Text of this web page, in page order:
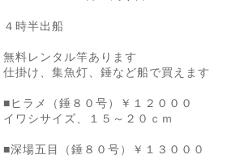
４時半出船
無料レンタル竿あります
仕掛け、集魚灯、錘など船で買えます
■ヒラメ（錘８０号）￥１２０００
イワシサイズ、１５～２０ｃｍ
■深場五目（錘８０号）￥１３０００